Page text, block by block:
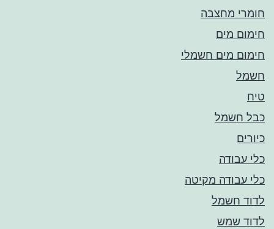
חומרי מחצבה
חימום מים
חימום מים חשמלי
חשמל
טיח
כבל חשמל
כיורים
כלי עבודה
כלי עבודה מקיטה
לדוד חשמל
לדוד שמש